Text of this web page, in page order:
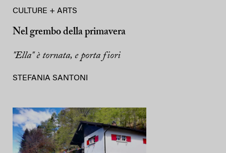
CULTURE + ARTS
Nel grembo della primavera
"Ella" è tornata, e porta fiori
STEFANIA SANTONI